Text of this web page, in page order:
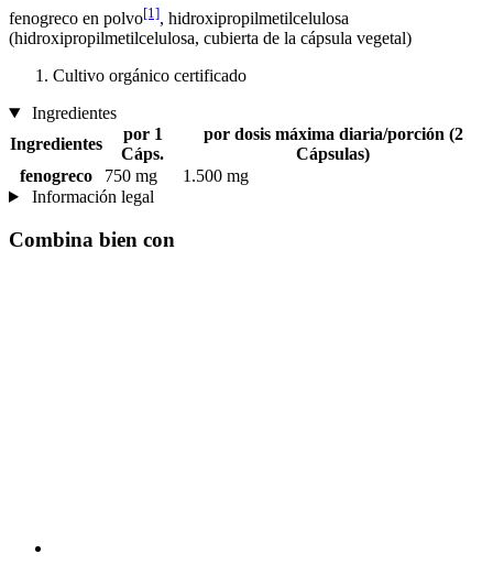
fenogreco en polvo[1], hidroxipropilmetilcelulosa
(hidroxipropilmetilcelulosa, cubierta de la cápsula vegetal)
Cultivo orgánico certificado
Ingredientes
Ingredientes
por 1
Cáps.
por dosis máxima diaria/porción (2
Cápsulas)
fenogreco
750 mg
1.500 mg
Información legal
Combina bien con